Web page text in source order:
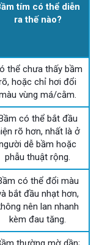
tím có thể diễn
ra thế nào?
thể chưa thấy bầm
hoặc chỉ hơi đổi
vùng má/cằm.
có thể bắt đầu
rõ hơn, nhất là ở
dễ bầm hoặc
phẫu thuật rộng.
có thể đổi màu
bắt đầu nhạt hơn,
nên lan nhanh
kèm đau tăng.